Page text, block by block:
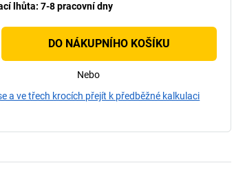
lhůta:7-8 pracovní dny
DO NÁKUPNÍHO KOŠÍKU
Nebo
a ve třech krocích přejít k předběžné kalkulaci